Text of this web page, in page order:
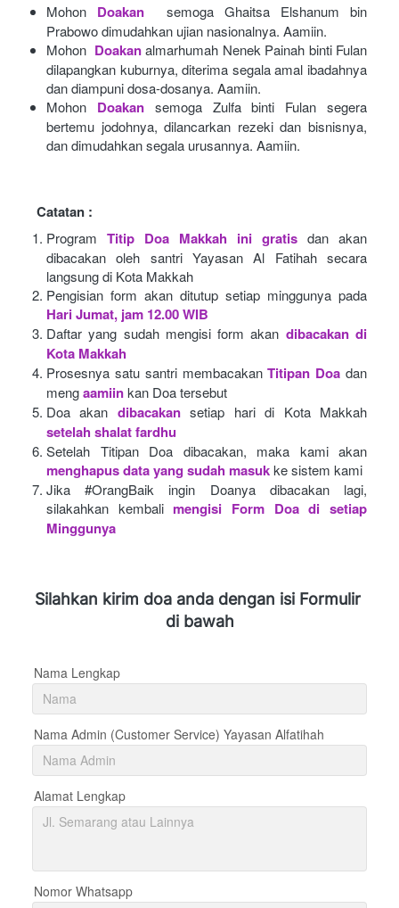
Mohon Doakan
semoga Ghaitsa Elshanum bin
Prabowo dimudahkan ujian nasionalnya. Aamiin.
Mohon Doakan almarhumah Nenek Painah binti Fulan
dilapangkan kuburnya, diterima segala amal ibadahnya
dan diampuni dosa-dosanya. Aamiin.
Mohon
Doakan semoga Zulfa binti Fulan segera
bertemu jodohnya, dilancarkan rezeki dan bisnisnya,
dan dimudahkan segala urusannya. Aamiin.
Catatan :
Program Titip Doa Makkah ini gratis dan akan
dibacakan oleh santri Yayasan Al Fatihah secara
langsung di Kota Makkah
Pengisian form akan ditutup setiap minggunya pada
Hari Jumat, jam 12.00 WIB
Daftar yang sudah mengisi form akan dibacakan di
Kota Makkah
Prosesnya satu santri membacakan Titipan Doa dan
mengaamiinkan Doa tersebut
Doa akan dibacakan setiap hari di Kota Makkah
setelah shalat fardhu
Setelah Titipan Doa dibacakan, maka kami akan
menghapus data yang sudah masukke sistem kami
Jika #OrangBaik ingin Doanya dibacakan lagi,
silakahkan kembali mengisi Form Doa di setiap
Minggunya
Silahkan kirim doa anda dengan isi Formulir
di bawah
Nama Lengkap
Nama Admin (Customer Service) Yayasan Alfatihah
Alamat Lengkap
Nomor Whatsapp